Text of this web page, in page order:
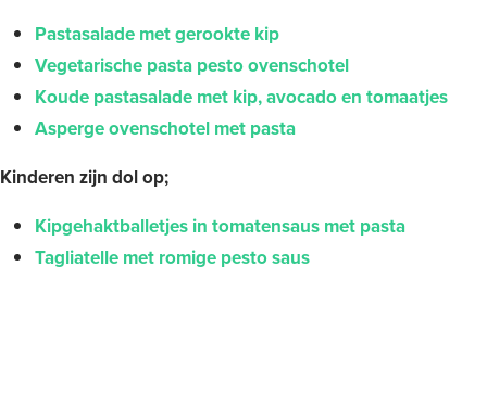
Pastasalade met gerookte kip
Vegetarische pasta pesto ovenschotel
Koude pastasalade met kip, avocado en tomaatjes
Asperge ovenschotel met pasta
Kinderen zijn dol op;
Kipgehaktballetjes in tomatensaus met pasta
Tagliatelle met romige pesto saus